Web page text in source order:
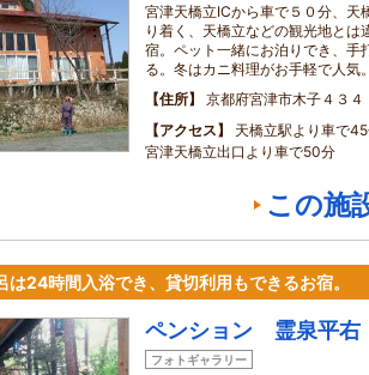
宮津天橋立ICから車で５０分、天
り着く、天橋立などの観光地とは
宿。ペット一緒にお泊りでき、手
る。冬はカニ料理がお手軽で人気
住所
京都府宮津市木子４３４
アクセス
天橋立駅より車で
宮津天橋立出口より車で50分
この施
は24時間入浴でき、貸切利用もできるお宿。
ペンション 霊泉平右
フォトギャラリー